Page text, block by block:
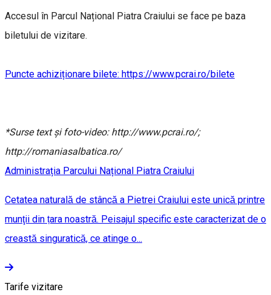
Accesul în Parcul Național Piatra Craiului se face pe baza
biletului de vizitare.
Puncte achiziționare bilete: https://www.pcrai.ro/bilete
*Surse text și foto-video: http://www.pcrai.ro/;
http://romaniasalbatica.ro/
Administrația Parcului Național Piatra Craiului
Cetatea naturală de stâncă a Pietrei Craiului este unică printre
munţii din țara noastră. Peisajul specific este caracterizat de o
creastă singuratică, ce atinge o...
Tarife vizitare